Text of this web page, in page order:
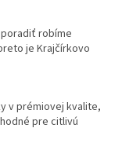
robíme
je Krajčírkovo
v prémiovej kvalite,
pre citlivú